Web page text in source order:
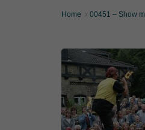
Home  00451 – Show